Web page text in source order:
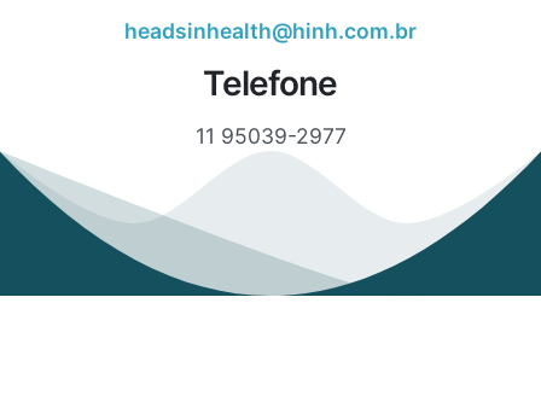
headsinhealth@hinh.com.br
Telefone
11 95039-2977